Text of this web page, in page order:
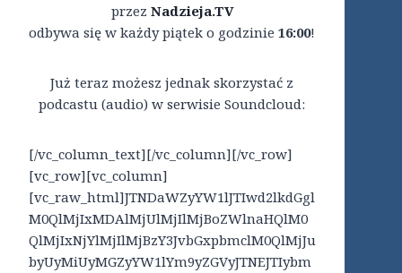
przez Nadzieja.TV
odbywa się w każdy piątek o godzinie 16:00!
Już teraz możesz jednak skorzystać z
podcastu (audio) w serwisie Soundcloud:
[/vc_column_text][/vc_column][/vc_row]
[vc_row][vc_column]
[vc_raw_html]JTNDaWZyYW1lJTIwd2lkdGgl
M0QlMjIxMDAlMjUlMjIlMjBoZWlnaHQlM0
QlMjIxNjYlMjIlMjBzY3JvbGxpbmclM0QlMjJu
byUyMiUyMGZyYW1lYm9yZGVyJTNEJTIybm